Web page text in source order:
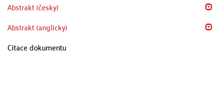
Abstrakt (česky)
Abstrakt (anglicky)
Citace dokumentu